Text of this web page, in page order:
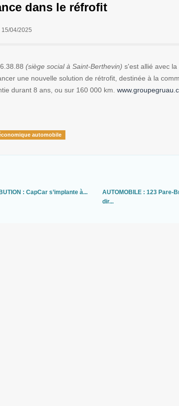
dans le réfrofit
15/04/2025
(siège social à Saint-Berthevin) s'est allié avec
une nouvelle solution de rétrofit, destinée à la
durant 8 ans, ou sur 160 000 km.
automobile
: CapCar s’implante à...
AUTOMOBILE : 123 Pare-
dir...